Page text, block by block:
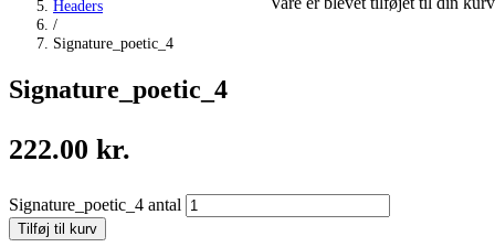
Headers
/
Signature_poetic_4
Signature_poetic_4
222.00 kr.
Signature_poetic_4 antal
Tilføj til kurv